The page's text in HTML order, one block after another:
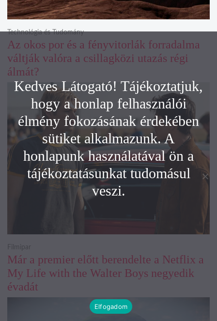
Az okos por és a fényvitorlák forradalma
váltják valóra a csillagközi utazás régi
álmát?
Technológia és Tudomány
Már a premier előtt berendelte a Netflix a
My Life with the Walter Boys negyedik
évadát
Filmipar
Kedves Látogató! Tájékoztatjuk,
hogy a honlap felhasználói
élmény fokozásának érdekében
sütiket alkalmazunk. A
honlapunk használatával ön a
tájékoztatásunkat tudomásul
veszi.
Elfogadom